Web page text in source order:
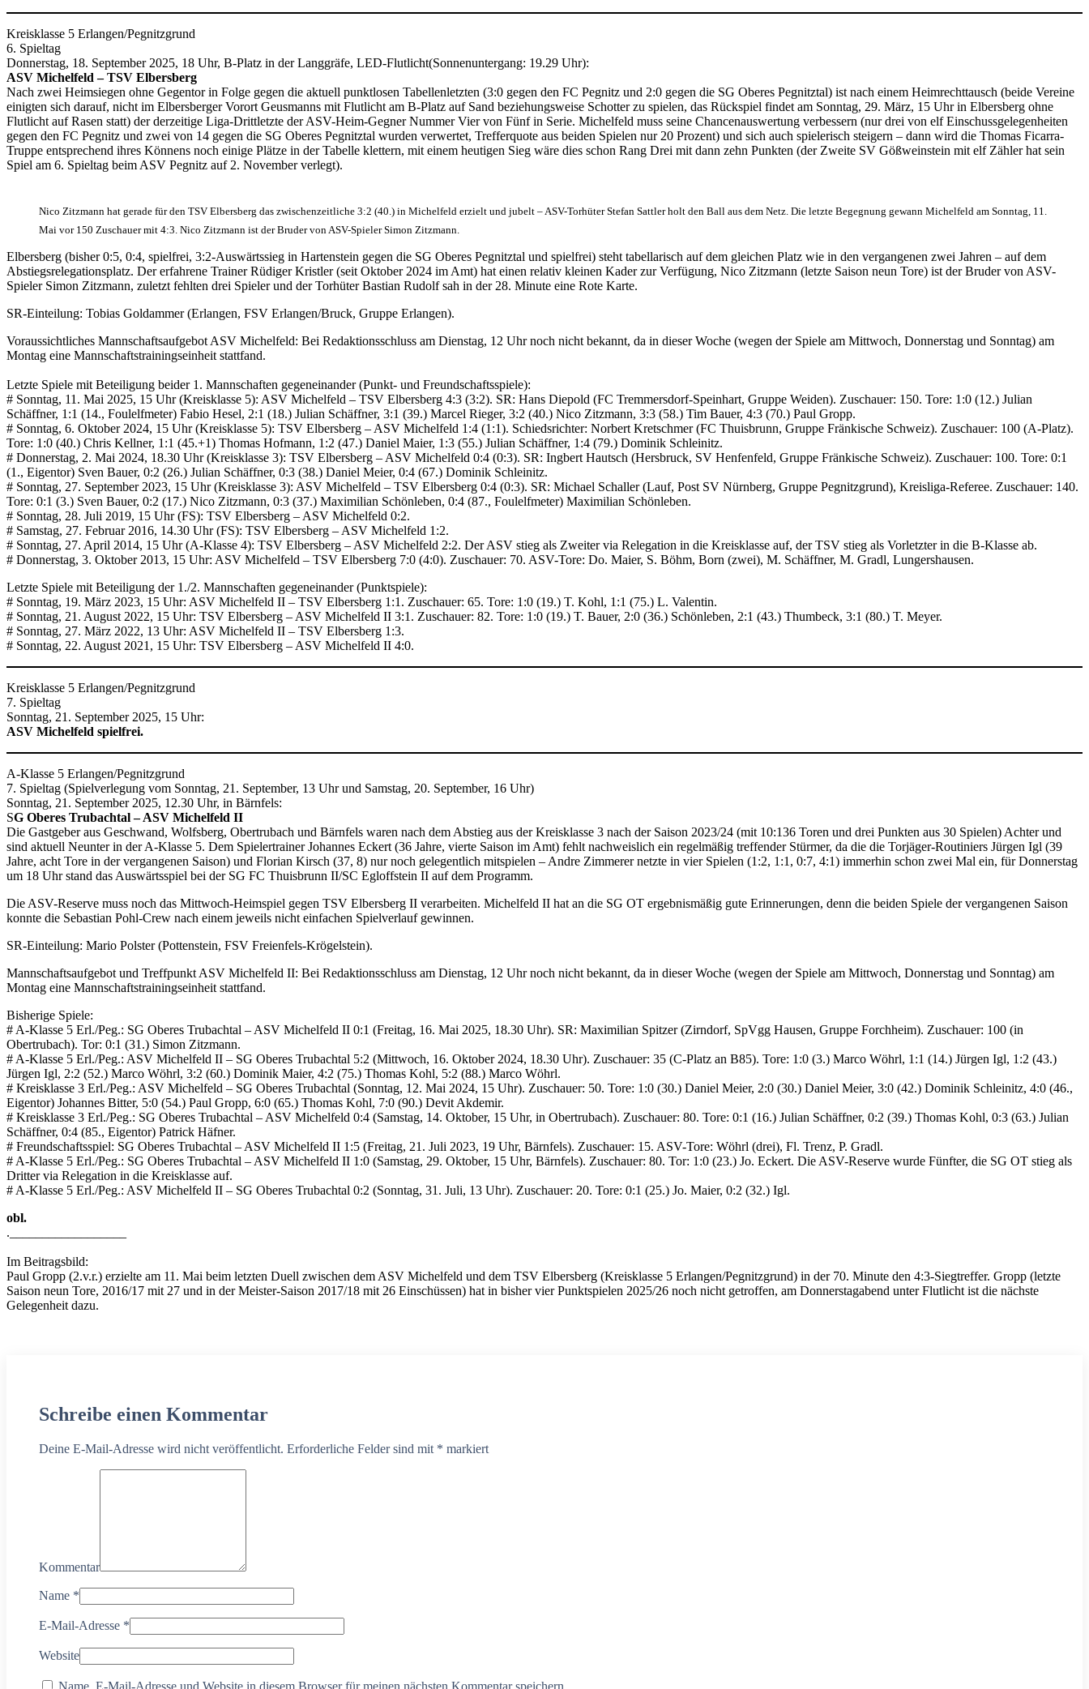
Kreisklasse 5 Erlangen/Pegnitzgrund
6. Spieltag
Donnerstag, 18. September 2025, 18 Uhr, B-Platz in der Langgräfe, LED-Flutlicht(Sonnenuntergang: 19.29 Uhr):
ASV Michelfeld – TSV Elbersberg
Nach zwei Heimsiegen ohne Gegentor in Folge gegen die aktuell punktlosen Tabellenletzten (3:0 gegen den FC Pegnitz und 2:0 gegen die SG Oberes Pegnitztal) ist nach einem Heimrechttausch (beide Vereine
einigten sich darauf, nicht im Elbersberger Vorort Geusmanns mit Flutlicht am B-Platz auf Sand beziehungsweise Schotter zu spielen, das Rückspiel findet am Sonntag, 29. März, 15 Uhr in Elbersberg ohne
Flutlicht auf Rasen statt) der derzeitige Liga-Drittletzte der ASV-Heim-Gegner Nummer Vier von Fünf in Serie. Michelfeld muss seine Chancenauswertung verbessern (nur drei von elf Einschussgelegenheiten
gegen den FC Pegnitz und zwei von 14 gegen die SG Oberes Pegnitztal wurden verwertet, Trefferquote aus beiden Spielen nur 20 Prozent) und sich auch spielerisch steigern – dann wird die Thomas Ficarra-
Truppe entsprechend ihres Könnens noch einige Plätze in der Tabelle klettern, mit einem heutigen Sieg wäre dies schon Rang Drei mit dann zehn Punkten (der Zweite SV Gößweinstein mit elf Zähler hat sein
Spiel am 6. Spieltag beim ASV Pegnitz auf 2. November verlegt).
Nico Zitzmann hat gerade für den TSV Elbersberg das zwischenzeitliche 3:2 (40.) in Michelfeld erzielt und jubelt – ASV-Torhüter Stefan Sattler holt den Ball aus dem Netz. Die letzte Begegnung gewann Michelfeld am Sonntag, 11.
Mai vor 150 Zuschauer mit 4:3. Nico Zitzmann ist der Bruder von ASV-Spieler Simon Zitzmann.
Elbersberg (bisher 0:5, 0:4, spielfrei, 3:2-Auswärtssieg in Hartenstein gegen die SG Oberes Pegnitztal und spielfrei) steht tabellarisch auf dem gleichen Platz wie in den vergangenen zwei Jahren – auf dem
Abstiegsrelegationsplatz. Der erfahrene Trainer Rüdiger Kristler (seit Oktober 2024 im Amt) hat einen relativ kleinen Kader zur Verfügung, Nico Zitzmann (letzte Saison neun Tore) ist der Bruder von ASV-
Spieler Simon Zitzmann, zuletzt fehlten drei Spieler und der Torhüter Bastian Rudolf sah in der 28. Minute eine Rote Karte.
SR-Einteilung: Tobias Goldammer (Erlangen, FSV Erlangen/Bruck, Gruppe Erlangen).
Voraussichtliches Mannschaftsaufgebot ASV Michelfeld: Bei Redaktionsschluss am Dienstag, 12 Uhr noch nicht bekannt, da in dieser Woche (wegen der Spiele am Mittwoch, Donnerstag und Sonntag) am
Montag eine Mannschaftstrainingseinheit stattfand.
Letzte Spiele mit Beteiligung beider 1. Mannschaften gegeneinander (Punkt- und Freundschaftsspiele):
# Sonntag, 11. Mai 2025, 15 Uhr (Kreisklasse 5): ASV Michelfeld – TSV Elbersberg 4:3 (3:2). SR: Hans Diepold (FC Tremmersdorf-Speinhart, Gruppe Weiden). Zuschauer: 150. Tore: 1:0 (12.) Julian
Schäffner, 1:1 (14., Foulelfmeter) Fabio Hesel, 2:1 (18.) Julian Schäffner, 3:1 (39.) Marcel Rieger, 3:2 (40.) Nico Zitzmann, 3:3 (58.) Tim Bauer, 4:3 (70.) Paul Gropp.
# Sonntag, 6. Oktober 2024, 15 Uhr (Kreisklasse 5): TSV Elbersberg – ASV Michelfeld 1:4 (1:1). Schiedsrichter: Norbert Kretschmer (FC Thuisbrunn, Gruppe Fränkische Schweiz). Zuschauer: 100 (A-Platz).
Tore: 1:0 (40.) Chris Kellner, 1:1 (45.+1) Thomas Hofmann, 1:2 (47.) Daniel Maier, 1:3 (55.) Julian Schäffner, 1:4 (79.) Dominik Schleinitz.
# Donnerstag, 2. Mai 2024, 18.30 Uhr (Kreisklasse 3): TSV Elbersberg – ASV Michelfeld 0:4 (0:3). SR: Ingbert Hautsch (Hersbruck, SV Henfenfeld, Gruppe Fränkische Schweiz). Zuschauer: 100. Tore: 0:1
(1., Eigentor) Sven Bauer, 0:2 (26.) Julian Schäffner, 0:3 (38.) Daniel Meier, 0:4 (67.) Dominik Schleinitz.
# Sonntag, 27. September 2023, 15 Uhr (Kreisklasse 3): ASV Michelfeld – TSV Elbersberg 0:4 (0:3). SR: Michael Schaller (Lauf, Post SV Nürnberg, Gruppe Pegnitzgrund), Kreisliga-Referee. Zuschauer: 140.
Tore: 0:1 (3.) Sven Bauer, 0:2 (17.) Nico Zitzmann, 0:3 (37.) Maximilian Schönleben, 0:4 (87., Foulelfmeter) Maximilian Schönleben.
# Sonntag, 28. Juli 2019, 15 Uhr (FS): TSV Elbersberg – ASV Michelfeld 0:2.
# Samstag, 27. Februar 2016, 14.30 Uhr (FS): TSV Elbersberg – ASV Michelfeld 1:2.
# Sonntag, 27. April 2014, 15 Uhr (A-Klasse 4): TSV Elbersberg – ASV Michelfeld 2:2. Der ASV stieg als Zweiter via Relegation in die Kreisklasse auf, der TSV stieg als Vorletzter in die B-Klasse ab.
# Donnerstag, 3. Oktober 2013, 15 Uhr: ASV Michelfeld – TSV Elbersberg 7:0 (4:0). Zuschauer: 70. ASV-Tore: Do. Maier, S. Böhm, Born (zwei), M. Schäffner, M. Gradl, Lungershausen.
Letzte Spiele mit Beteiligung der 1./2. Mannschaften gegeneinander (Punktspiele):
# Sonntag, 19. März 2023, 15 Uhr: ASV Michelfeld II – TSV Elbersberg 1:1. Zuschauer: 65. Tore: 1:0 (19.) T. Kohl, 1:1 (75.) L. Valentin.
# Sonntag, 21. August 2022, 15 Uhr: TSV Elbersberg – ASV Michelfeld II 3:1. Zuschauer: 82. Tore: 1:0 (19.) T. Bauer, 2:0 (36.) Schönleben, 2:1 (43.) Thumbeck, 3:1 (80.) T. Meyer.
# Sonntag, 27. März 2022, 13 Uhr: ASV Michelfeld II – TSV Elbersberg 1:3.
# Sonntag, 22. August 2021, 15 Uhr: TSV Elbersberg – ASV Michelfeld II 4:0.
Kreisklasse 5 Erlangen/Pegnitzgrund
7. Spieltag
Sonntag, 21. September 2025, 15 Uhr:
ASV Michelfeld spielfrei.
A-Klasse 5 Erlangen/Pegnitzgrund
7. Spieltag (Spielverlegung vom Sonntag, 21. September, 13 Uhr und Samstag, 20. September, 16 Uhr)
Sonntag, 21. September 2025, 12.30 Uhr, in Bärnfels:
SG Oberes Trubachtal – ASV Michelfeld II
Die Gastgeber aus Geschwand, Wolfsberg, Obertrubach und Bärnfels waren nach dem Abstieg aus der Kreisklasse 3 nach der Saison 2023/24 (mit 10:136 Toren und drei Punkten aus 30 Spielen) Achter und
sind aktuell Neunter in der A-Klasse 5. Dem Spielertrainer Johannes Eckert (36 Jahre, vierte Saison im Amt) fehlt nachweislich ein regelmäßig treffender Stürmer, da die die Torjäger-Routiniers Jürgen Igl (39
Jahre, acht Tore in der vergangenen Saison) und Florian Kirsch (37, 8) nur noch gelegentlich mitspielen – Andre Zimmerer netzte in vier Spielen (1:2, 1:1, 0:7, 4:1) immerhin schon zwei Mal ein, für Donnerstag
um 18 Uhr stand das Auswärtsspiel bei der SG FC Thuisbrunn II/SC Egloffstein II auf dem Programm.
Die ASV-Reserve muss noch das Mittwoch-Heimspiel gegen TSV Elbersberg II verarbeiten. Michelfeld II hat an die SG OT ergebnismäßig gute Erinnerungen, denn die beiden Spiele der vergangenen Saison
konnte die Sebastian Pohl-Crew nach einem jeweils nicht einfachen Spielverlauf gewinnen.
SR-Einteilung: Mario Polster (Pottenstein, FSV Freienfels-Krögelstein).
Mannschaftsaufgebot und Treffpunkt ASV Michelfeld II: Bei Redaktionsschluss am Dienstag, 12 Uhr noch nicht bekannt, da in dieser Woche (wegen der Spiele am Mittwoch, Donnerstag und Sonntag) am
Montag eine Mannschaftstrainingseinheit stattfand.
Bisherige Spiele:
# A-Klasse 5 Erl./Peg.: SG Oberes Trubachtal – ASV Michelfeld II 0:1 (Freitag, 16. Mai 2025, 18.30 Uhr). SR: Maximilian Spitzer (Zirndorf, SpVgg Hausen, Gruppe Forchheim). Zuschauer: 100 (in
Obertrubach). Tor: 0:1 (31.) Simon Zitzmann.
# A-Klasse 5 Erl./Peg.: ASV Michelfeld II – SG Oberes Trubachtal 5:2 (Mittwoch, 16. Oktober 2024, 18.30 Uhr). Zuschauer: 35 (C-Platz an B85). Tore: 1:0 (3.) Marco Wöhrl, 1:1 (14.) Jürgen Igl, 1:2 (43.)
Jürgen Igl, 2:2 (52.) Marco Wöhrl, 3:2 (60.) Dominik Maier, 4:2 (75.) Thomas Kohl, 5:2 (88.) Marco Wöhrl.
# Kreisklasse 3 Erl./Peg.: ASV Michelfeld – SG Oberes Trubachtal (Sonntag, 12. Mai 2024, 15 Uhr). Zuschauer: 50. Tore: 1:0 (30.) Daniel Meier, 2:0 (30.) Daniel Meier, 3:0 (42.) Dominik Schleinitz, 4:0 (46.,
Eigentor) Johannes Bitter, 5:0 (54.) Paul Gropp, 6:0 (65.) Thomas Kohl, 7:0 (90.) Devit Akdemir.
# Kreisklasse 3 Erl./Peg.: SG Oberes Trubachtal – ASV Michelfeld 0:4 (Samstag, 14. Oktober, 15 Uhr, in Obertrubach). Zuschauer: 80. Tore: 0:1 (16.) Julian Schäffner, 0:2 (39.) Thomas Kohl, 0:3 (63.) Julian
Schäffner, 0:4 (85., Eigentor) Patrick Häfner.
# Freundschaftsspiel: SG Oberes Trubachtal – ASV Michelfeld II 1:5 (Freitag, 21. Juli 2023, 19 Uhr, Bärnfels). Zuschauer: 15. ASV-Tore: Wöhrl (drei), Fl. Trenz, P. Gradl.
# A-Klasse 5 Erl./Peg.: SG Oberes Trubachtal – ASV Michelfeld II 1:0 (Samstag, 29. Oktober, 15 Uhr, Bärnfels). Zuschauer: 80. Tor: 1:0 (23.) Jo. Eckert. Die ASV-Reserve wurde Fünfter, die SG OT stieg als
Dritter via Relegation in die Kreisklasse auf.
# A-Klasse 5 Erl./Peg.: ASV Michelfeld II – SG Oberes Trubachtal 0:2 (Sonntag, 31. Juli, 13 Uhr). Zuschauer: 20. Tore: 0:1 (25.) Jo. Maier, 0:2 (32.) Igl.
obl.
.__________________
Im Beitragsbild:
Paul Gropp (2.v.r.) erzielte am 11. Mai beim letzten Duell zwischen dem ASV Michelfeld und dem TSV Elbersberg (Kreisklasse 5 Erlangen/Pegnitzgrund) in der 70. Minute den 4:3-Siegtreffer. Gropp (letzte
Saison neun Tore, 2016/17 mit 27 und in der Meister-Saison 2017/18 mit 26 Einschüssen) hat in bisher vier Punktspielen 2025/26 noch nicht getroffen, am Donnerstagabend unter Flutlicht ist die nächste
Gelegenheit dazu.
Schreibe einen Kommentar
Deine E-Mail-Adresse wird nicht veröffentlicht. Erforderliche Felder sind mit * markiert
Kommentar
Name *
E-Mail-Adresse *
Website
Name, E-Mail-Adresse und Website in diesem Browser für meinen nächsten Kommentar speichern.